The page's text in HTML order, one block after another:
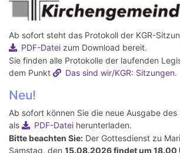
Ab sofort steht das Protokoll der KGR-
PDF-Datei zum Download bereit.
Sie finden alle Protokolle der laufenden
dem Punkt
Das sind wir/KGR: Sitzungen.
Neu!
Ab sofort können Sie die neue Ausgabe
als
PDF-Datei herunterladen.
Bitte beachten Sie: Der Gottesdienst zu
Samstag, den 15.08.2026 findet um 18.00